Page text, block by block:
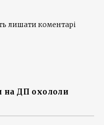
лишати коментарі
на ДП охололи